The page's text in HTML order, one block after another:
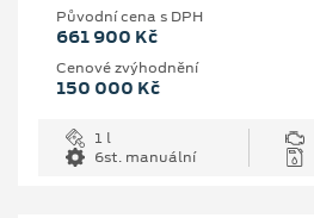
Původní cena s DPH
661 900 Kč
Cenové zvýhodnění
150 000 Kč
1 l
6st. manuální